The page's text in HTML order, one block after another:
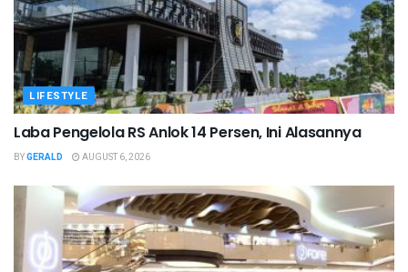
LIFESTYLE
Laba Pengelola RS Anlok 14 Persen, Ini Alasannya
BYGERALD AUGUST 6, 2026